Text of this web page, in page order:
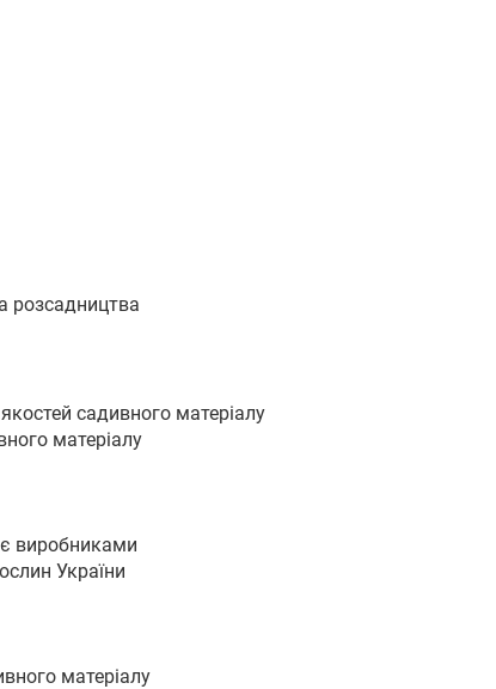
розсадництва
садивного матеріалу
матеріалу
є виробниками
України
матеріалу